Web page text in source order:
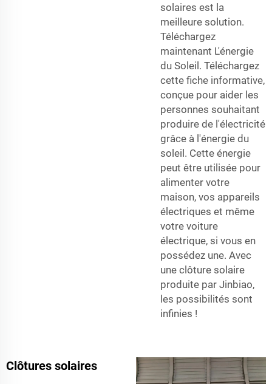
solaires est la
meilleure solution.
Téléchargez
maintenant L'énergie
du Soleil. Téléchargez
cette fiche informative,
conçue pour aider les
personnes souhaitant
produire de l'électricité
grâce à l'énergie du
soleil. Cette énergie
peut être utilisée pour
alimenter votre
maison, vos appareils
électriques et même
votre voiture
électrique, si vous en
possédez une. Avec
une clôture solaire
produite par Jinbiao,
les possibilités sont
infinies !
Clôtures solaires